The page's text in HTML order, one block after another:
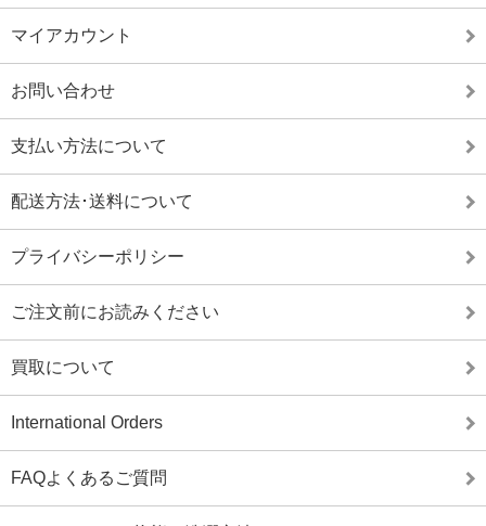
マイアカウント
お問い合わせ
支払い方法について
配送方法･送料について
プライバシーポリシー
ご注文前にお読みください
買取について
International Orders
FAQよくあるご質問